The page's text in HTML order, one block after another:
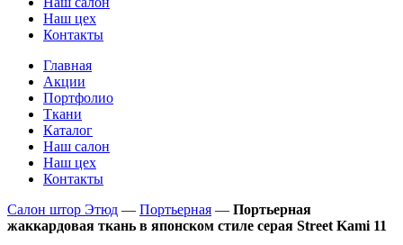
Наш цех
Контакты
Главная
Акции
Портфолио
Ткани
Каталог
Наш салон
Наш цех
Контакты
Салон штор Этюд — Портьерная — Портьерная
жаккардовая ткань в японском стиле серая Street Kami 11